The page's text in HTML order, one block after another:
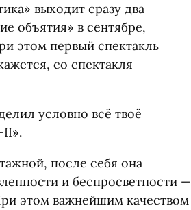
выходит сразу два
объятия» в сентябре,
этом первый спектакль
со спектакля
условно всё твоё
II».
после себя она
и беспросветности —
этом важнейшим качеством